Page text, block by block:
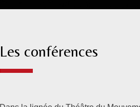
Les conférences